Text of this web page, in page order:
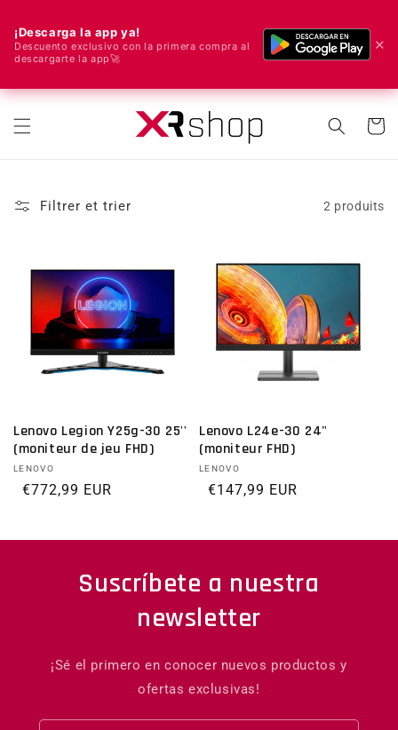
¡Descarga la app ya!
Descuento exclusivo con la primera compra al
descargarte la app🚀
✕
🌍 Nous livrons dans le monde entier ! 🚀📦
Panier
Filtrer et trier 2 produits
Lenovo Legion Y25g-30 25''
(moniteur de jeu FHD)
Distributeur :
LENOVO
Prix habituel
€772,99 EUR
Lenovo L24e-30 24"
(moniteur FHD)
Distributeur :
LENOVO
Prix habituel
€147,99 EUR
Suscríbete a nuestra
newsletter
¡Sé el primero en conocer nuevos productos y
ofertas exclusivas!